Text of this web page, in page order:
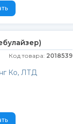
Код товара: 2018539
Ко, ЛТД